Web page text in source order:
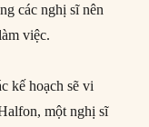
các nghị sĩ nên
việc.
kế hoạch sẽ vi
một nghị sĩ